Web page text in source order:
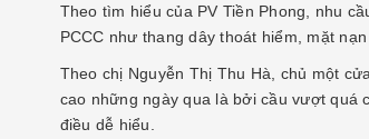
Theo tìm hiểu của PV Tiền Phong, nhu
PCCC như thang dây thoát hiểm, mặt
Theo chị Nguyễn Thị Thu Hà, chủ một
cao những ngày qua là bởi cầu vượt quá
điều dễ hiểu.